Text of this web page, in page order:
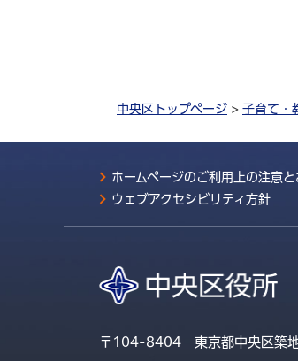
中央区トップページ > 子育て・
ホームページのご利用上の注意と
ウェブアクセシビリティ方針
〒104-8404 東京都中央区築